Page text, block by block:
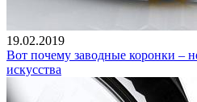
19.02.2019
Вот почему заводные коронки –
искусства